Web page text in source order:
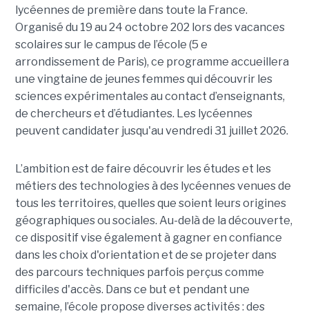
lycéennes de première dans toute la France.
Organisé du 19 au 24 octobre 202 lors des vacances
scolaires sur le campus de l’école (5 e
arrondissement de Paris), ce programme accueillera
une vingtaine de jeunes femmes qui découvrir les
sciences expérimentales au contact d’enseignants,
de chercheurs et d’étudiantes. Les lycéennes
peuvent candidater jusqu'au vendredi 31 juillet 2026.
L’ambition est de faire découvrir les études et les
métiers des technologies à des lycéennes venues de
tous les territoires, quelles que soient leurs origines
géographiques ou sociales. Au-delà de la découverte,
ce dispositif vise également à gagner en confiance
dans les choix d'orientation et de se projeter dans
des parcours techniques parfois perçus comme
difficiles d'accès. Dans ce but et pendant une
semaine, l’école propose diverses activités : des